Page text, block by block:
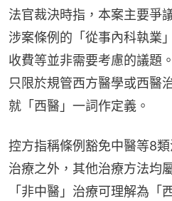
法官裁決時指，本案主要爭
涉案條例的「從事內科執業
收費等並非需要考慮的議題
只限於規管西方醫學或西醫
就「西醫」一詞作定義。
控方指稱條例豁免中醫等8
治療之外，其他治療方法均
「非中醫」治療可理解為「